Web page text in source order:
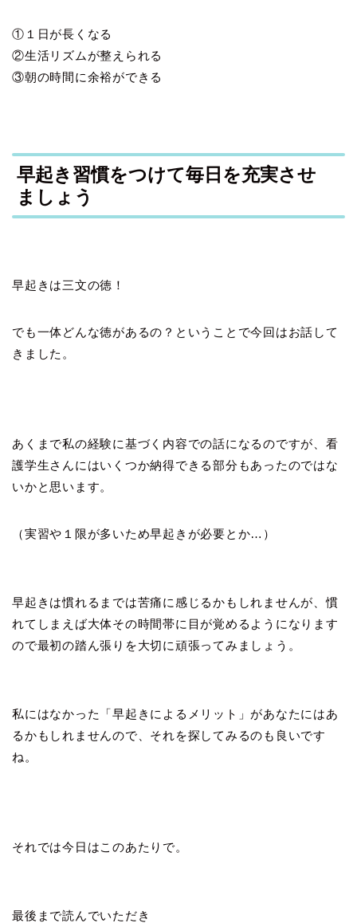
①１日が長くなる
②生活リズムが整えられる
③朝の時間に余裕ができる
早起き習慣をつけて毎日を充実させ
ましょう
早起きは三文の徳！
でも一体どんな徳があるの？ということで今回はお話して
きました。
あくまで私の経験に基づく内容での話になるのですが、看
護学生さんにはいくつか納得できる部分もあったのではな
いかと思います。
（実習や１限が多いため早起きが必要とか…）
早起きは慣れるまでは苦痛に感じるかもしれませんが、慣
れてしまえば大体その時間帯に目が覚めるようになります
ので最初の踏ん張りを大切に頑張ってみましょう。
私にはなかった「早起きによるメリット」があなたにはあ
るかもしれませんので、それを探してみるのも良いです
ね。
それでは今日はこのあたりで。
最後まで読んでいただき